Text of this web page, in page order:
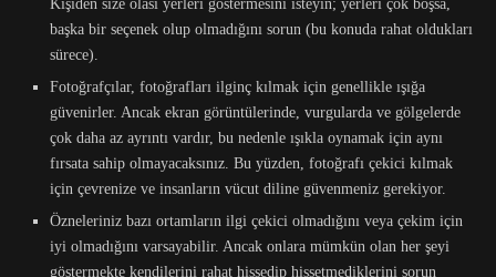
Kişiden size olası yerleri göstermesini isteyin; yerleri çok boşsa,
başka bir seçenek olup olmadığını sorun (bu konuda rahat oldukları
sürece).
Fotoğrafçılar, fotoğrafları ilginç kılmak için genellikle ışığa
güvenirler. Ancak ekran görüntülerinde, vurgularda ve gölgelerde
çok daha az ayrıntı vardır, bu nedenle ışıkla oynamak için aynı
fırsata sahip olmayacaksınız. Bu yüzden, fotoğrafı çekici kılmak
için çevrenize ve insanların vücut diline güvenmeniz gerekiyor.
Özneleriniz bazı ortamların ilgi çekici olmadığını veya çekim için
iyi olmadığını varsayabilir. Ancak onlara mümkün olan her şeyi
göstermekte kendilerini rahat hissedip hissetmediklerini sorun